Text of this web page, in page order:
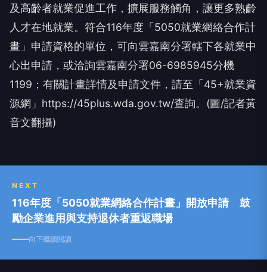
及高齡者就業促進工作，擴展服務觸角，讓更多熟齡
人才在地就業。符合116年度「5050就業網絡合作計
畫」申請資格的單位，可向雲嘉南分署轄下各就業中
心出申請，或洽詢雲嘉南分署06-6985945分機
1199；有關計畫詳情及申請文件，請至「45+就業資
源網」https://45plus.wda.gov.tw/查詢。(圖/記者黃
音文翻攝)
NEXT
116年度「5050就業網絡合作計畫」開放申請 鼓
勵企業進用與支持退休者重返職場
向下繼續閱讀